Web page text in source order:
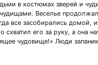
в костюмах зверей и
Веселье
все засобирались домой,
его за руку, а она
чудовище!» Люди